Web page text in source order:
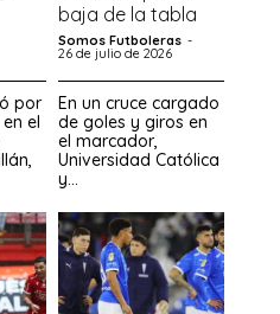
baja de la tabla
Somos Futboleras -
26 de julio de 2026
por
el
En un cruce cargado
de goles y giros en
el marcador,
Universidad Católica
y...